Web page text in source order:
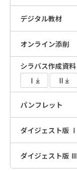
デジタル教材
オンライン添削
シラバス作成資料
Ⅰ
Ⅱ
パンフレット
ダイジェスト版
ダイジェスト版 Ⅲ